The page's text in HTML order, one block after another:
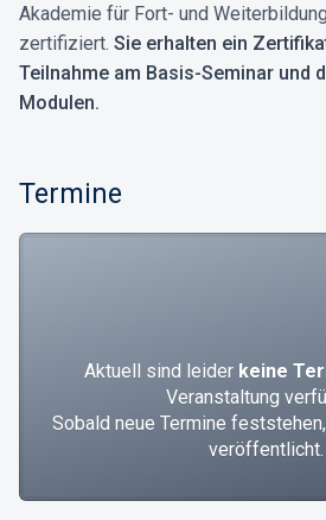
Akademie für Fort- und
zertifiziert. Sie erhalten ein
Teilnahme am Basis-Seminar und
Modulen.
Termine
Aktuell sind leider keine
Veranstaltung
Sobald neue Termine
veröffentlicht.